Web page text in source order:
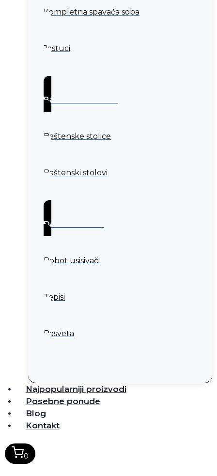
Kompletna spavaća soba
Jastuci
Baštenski nameštaj
Baštenske stolice
Baštenski stolovi
Dodaci za dom
Robot usisivači
Tepisi
Rasveta
Najpopularniji proizvodi
Posebne ponude
Blog
Kontakt
0